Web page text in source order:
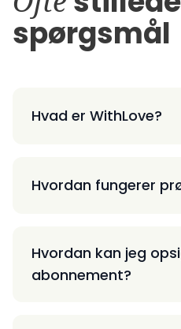
spørgsmål
Hvad er WithLove?
Hvordan fungerer
Hvordan kan jeg
abonnement?